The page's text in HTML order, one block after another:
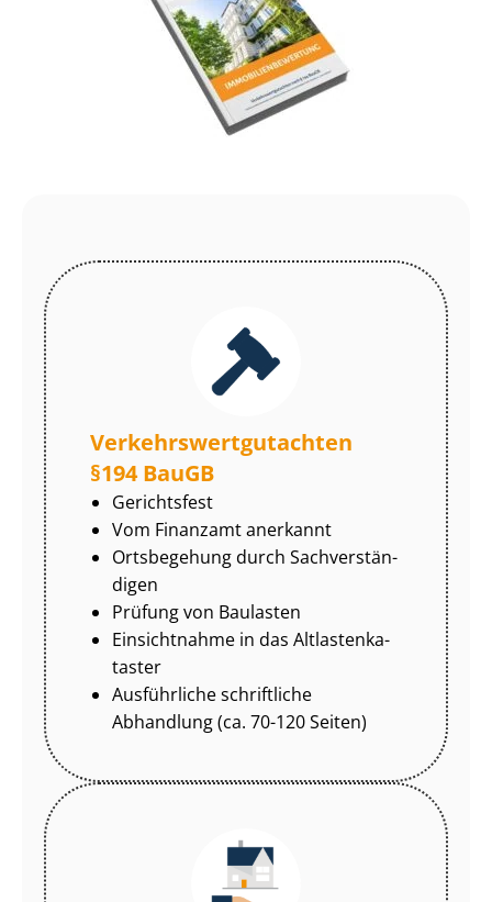
Ver­kehrs­wert­gut­ach­ten
§194 BauGB
Gerichtsfest
Vom Finanzamt anerkannt
Ortsbegehung durch Sach­ver­stän­
di­gen
Prüfung von Baulasten
Einsichtnahme in das Alt­las­ten­ka­
tas­ter
Ausführliche schriftliche
Abhandlung (ca. 70-120 Seiten)